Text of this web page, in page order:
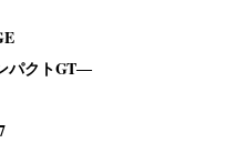
パクトGT―